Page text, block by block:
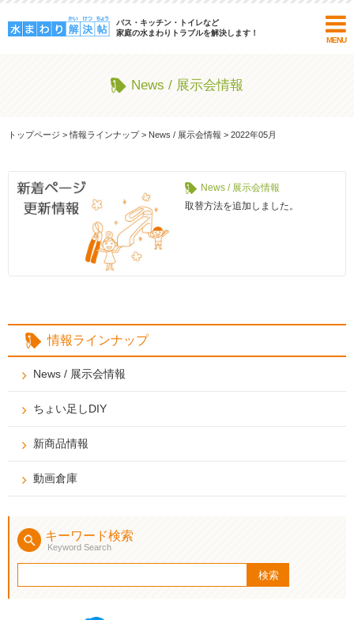
バス・キッチン・トイレなど
家庭の水まわりトラブルを解決します！
MENU
News / 展示会情報
トップページ > 情報ラインナップ> News / 展示会情報 > 2022年05月
News / 展示会情報
取替方法を追加しました。
情報ラインナップ
News / 展示会情報
ちょい足しDIY
新商品情報
動画倉庫
キーワード検索
Keyword Search